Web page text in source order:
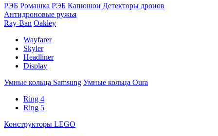
РЭБ Ромашка РЭБ Капюшон Детекторы дронов
Антидроновые ружья
Ray-Ban Oakley
Wayfarer
Skyler
Headliner
Display
Умные кольца Samsung Умные кольца Oura
Ring 4
Ring 5
Конструкторы LEGO